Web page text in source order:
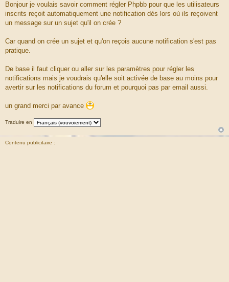
s
s
g
Bonjour je voulais savoir comment régler Phpbb pour que les utilisateurs
inscrits reçoit automatiquement une notification dès lors où ils reçoivent
un message sur un sujet qu'il on crée ?
Car quand on crée un sujet et qu'on reçois aucune notification s'est pas
pratique.
De base il faut cliquer ou aller sur les paramètres pour régler les
notifications mais je voudrais qu'elle soit activée de base au moins pour
avertir sur les notifications du forum et pourquoi pas par email aussi.
un grand merci par avance
Traduire en
Contenu publicitaire :